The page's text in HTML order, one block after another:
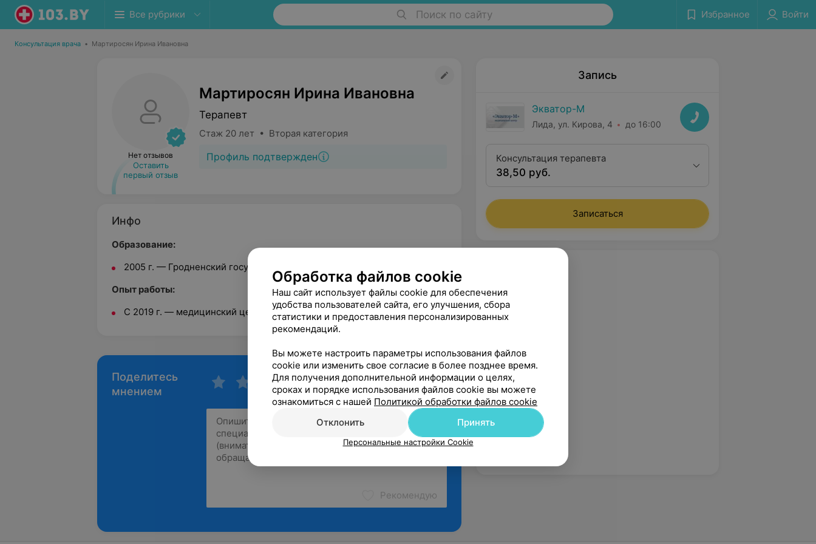
Все рубрики Поиск по сайту Избранное Войти
Консультация врача • Мартиросян Ирина Ивановна
Нет отзывов
Оставить
первый отзыв
Мартиросян Ирина Ивановна
Терапевт
Стаж 20 лет • Вторая категория
Профиль подтвержден
Инфо
Образование:
2005 г. — Гродненский государственный медицинский университет
Опыт работы:
С 2019 г. — медицинский центр «Экватор»
Поделитесь
мнением
Рекомендую
Запись
Экватор-М
Лида, ул. Кирова, 4 до 16:00
Консультация терапевта
38,50 руб.
Записаться
Обработка файлов cookie
Наш сайт использует файлы cookie для обеспечения
удобства пользователей сайта, его улучшения, сбора
статистики и предоставления персонализированных
рекомендаций.
Вы можете настроить параметры использования файлов
cookie или изменить свое согласие в более позднее время.
Для получения дополнительной информации о целях,
сроках и порядке использования файлов cookie вы можете
ознакомиться с нашей Политикой обработки файлов cookie
Отклонить
Принять
Персональные настройки Cookie